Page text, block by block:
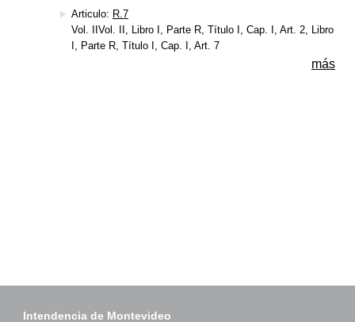
Articulo: R.7
Vol. IIVol. II, Libro I, Parte R, Título I, Cap. I, Art. 2, Libro
I, Parte R, Título I, Cap. I, Art. 7
más
Intendencia de Montevideo